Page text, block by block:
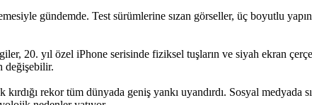
gündemde. Test sürümlerine sızan görseller, üç boyutlu
20. yıl özel iPhone serisinde fiziksel tuşların ve siyah ekran
değişebilir.
rekor tüm dünyada geniş yankı uyandırdı. Sosyal medyada